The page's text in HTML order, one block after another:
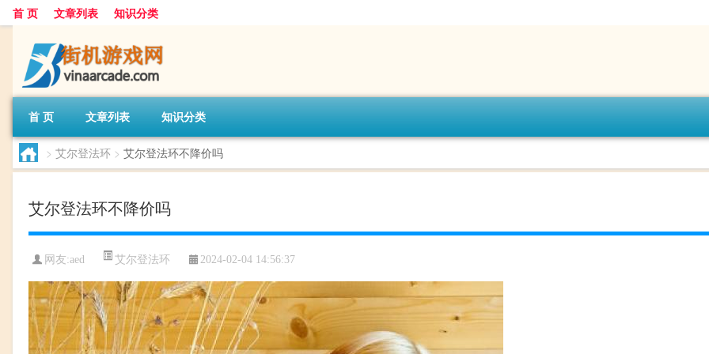
首 页 文章列表 知识分类
首 页 文章列表 知识分类
> 艾尔登法环 > 艾尔登法环不降价吗
艾尔登法环不降价吗
网友:aed 艾尔登法环 2024-02-04 14:56:37